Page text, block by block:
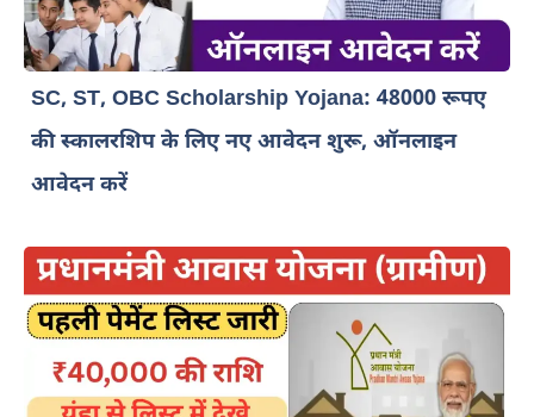
SC, ST, OBC Scholarship Yojana: 48000 रूपए
की स्कालरशिप के लिए नए आवेदन शुरू, ऑनलाइन
आवेदन करें